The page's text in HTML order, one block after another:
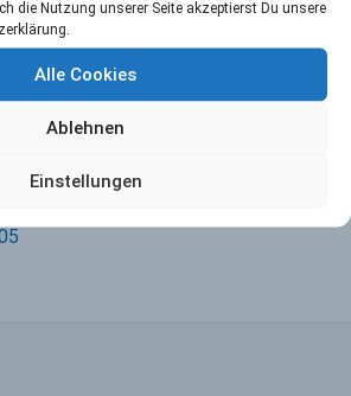
die Nutzung unserer Seite akzeptierst Du unsere
Alle Cookies
Ablehnen
Einstellungen